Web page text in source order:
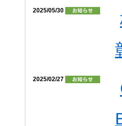
2025/05/30
2025/02/27